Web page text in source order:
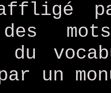
des
du
un